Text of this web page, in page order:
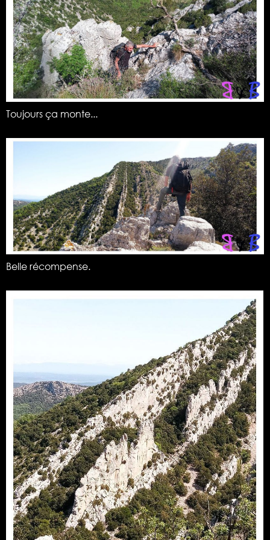
Toujours ça monte...
Belle récompense.